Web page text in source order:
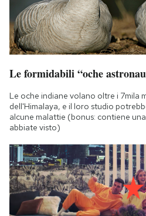
Le formidabili “oche
Le oche indiane volano oltre i 7mila
dell'Himalaya, e il loro studio
alcune malattie (bonus: contiene
abbiate visto)